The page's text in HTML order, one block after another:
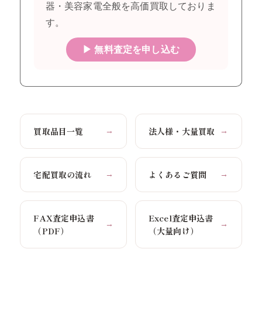
器・美容家電全般を高価買取しておりま
す。
▶ 無料査定を申し込む
買取品目一覧 → 法人様・大量買取 →
宅配買取の流れ → よくあるご質問 →
FAX査定申込書
（PDF）
→
Excel査定申込書
（大量向け）
→